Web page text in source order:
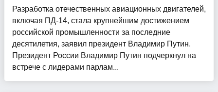
Разработка отечественных авиационных двигателей,
включая ПД-14, стала крупнейшим достижением
российской промышленности за последние
десятилетия, заявил президент Владимир Путин.
Президент России Владимир Путин подчеркнул на
встрече с лидерами парлам...